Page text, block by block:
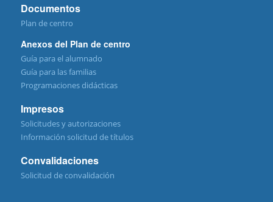
Documentos
Plan de centro
Anexos del Plan de centro
Guía para el alumnado
Guía para las familias
Programaciones didácticas
Impresos
Solicitudes y autorizaciones
Información solicitud de títulos
Convalidaciones
Solicitud de convalidación